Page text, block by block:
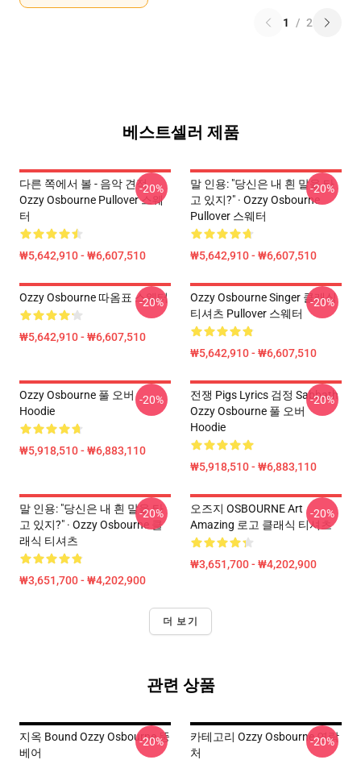
1 / 2
베스트셀러 제품
다른 쪽에서 볼 - 음악 견적
Ozzy Osbourne Pullover 스웨
터
₩5,642,910 - ₩6,607,510
-20%
말 인용: "당신은 내 흰 말을 타
고 있지?" · Ozzy Osbourne
Pullover 스웨터
₩5,642,910 - ₩6,607,510
-20%
Ozzy Osbourne 따옴표 스웨터
₩5,642,910 - ₩6,607,510
-20%
Ozzy Osbourne Singer 클래식
티셔츠 Pullover 스웨터
₩5,642,910 - ₩6,607,510
-20%
Ozzy Osbourne 풀 오버
Hoodie
₩5,918,510 - ₩6,883,110
-20%
전쟁 Pigs Lyrics 검정 Sabbath
Ozzy Osbourne 풀 오버
Hoodie
₩5,918,510 - ₩6,883,110
-20%
말 인용: "당신은 내 흰 말을 타
고 있지?" · Ozzy Osbourne 클
래식 티셔츠
₩3,651,700 - ₩4,202,900
-20%
오즈지 OSBOURNE Art
Amazing 로고 클래식 티셔츠
₩3,651,700 - ₩4,202,900
-20%
더 보기
관련 상품
지옥 Bound Ozzy Osbourne 뚱
베어
-20%
카테고리 Ozzy Osbourne 연락
처
-20%